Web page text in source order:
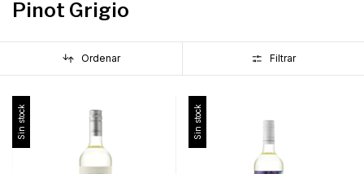
Pinot Grigio
Ordenar Filtrar
Sin stock Sin stock